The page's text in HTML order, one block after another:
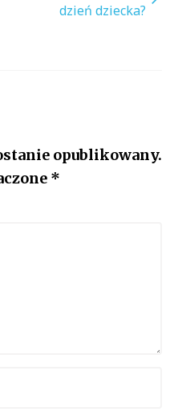
dzień dziecka?
opublikowany.
*